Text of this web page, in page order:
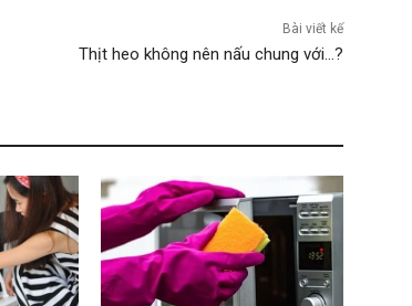
Bài viết kế
Thịt heo không nên nấu chung với…?